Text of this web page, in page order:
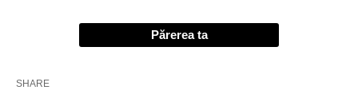
Părerea ta
SHARE